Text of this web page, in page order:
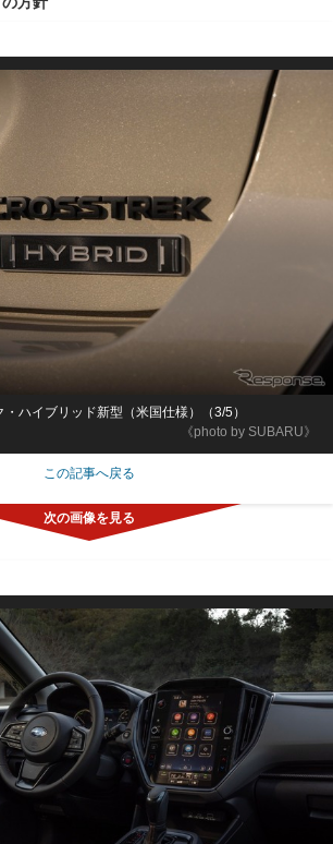
《photo by SUBARU》
ハイブリッド新型（米国仕様）（3/5）
この記事へ戻る